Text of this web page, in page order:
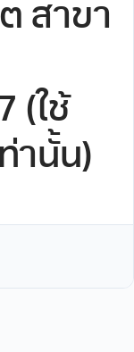
สาขา
(ใช้
านั้น)